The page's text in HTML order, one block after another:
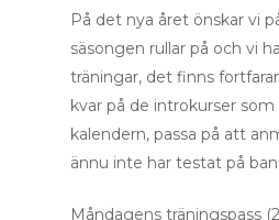
På det nya året önskar vi
säsongen rullar på och vi
träningar, det finns
kvar på de introkurser
kalendern, passa på att
ännu inte har testat på
Måndagens träningspass